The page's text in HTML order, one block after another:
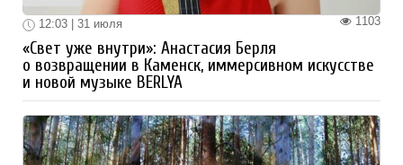
1103
12:03 | 31 июля
«Свет уже внутри»: Анастасия Берля
о возвращении в Каменск, иммерсивном искусстве
и новой музыке BERLYA